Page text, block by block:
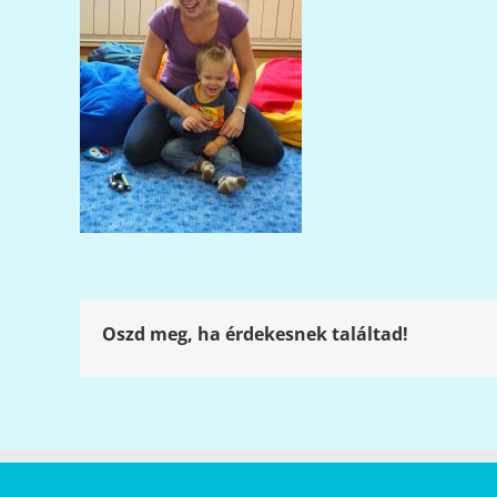
Oszd meg, ha érdekesnek találtad!